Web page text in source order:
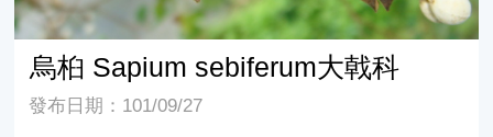
烏桕 Sapium sebiferum大戟科
發布日期：101/09/27